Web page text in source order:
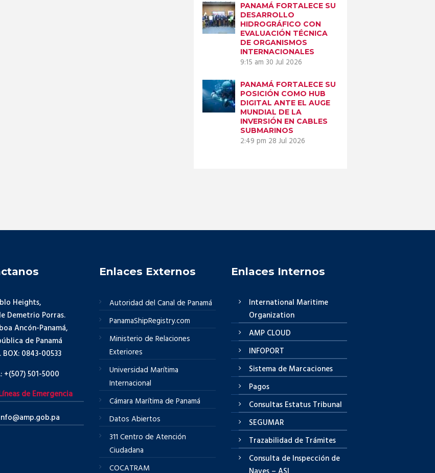
PANAMÁ FORTALECE SU
DESARROLLO
HIDROGRÁFICO CON
EVALUACIÓN TÉCNICA
DE ORGANISMOS
INTERNACIONALES
9:15 am 30 Jul 2026
PANAMÁ FORTALECE SU
POSICIÓN COMO HUB
DIGITAL ANTE EL AUGE
MUNDIAL DE LA
INVERSIÓN EN CABLES
SUBMARINOS
2:49 pm 28 Jul 2026
Heights,
Demetrio Porras.
Ancón-Panamá,
de Panamá
BOX: 0843-00533
+(507) 501-5000
de Emergencia
Enlaces Externos
Autoridad del Canal de Panamá
PanamaShipRegistry.com
Ministerio de Relaciones
Exteriores
Universidad Marítima
Internacional
Cámara Marítima de Panamá
Datos Abiertos
311 Centro de Atención
Ciudadana
COCATRAM
Enlaces Internos
International Maritime
Organization
AMP CLOUD
INFOPORT
Sistema de Marcaciones
Pagos
Consultas Estatus Tribunal
SEGUMAR
Trazabilidad de Trámites
Consulta de Inspección de